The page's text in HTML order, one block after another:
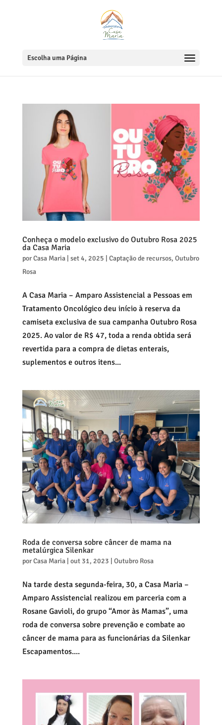
Escolha uma Página
Conheça o modelo exclusivo do Outubro Rosa 2025
da Casa Maria
porCasa Maria| set 4, 2025 Captação de recursos, Outubro
Rosa
A Casa Maria – Amparo Assistencial a Pessoas em
Tratamento Oncológico deu início à reserva da
camiseta exclusiva de sua campanha Outubro Rosa
2025. Ao valor de R$ 47, toda a renda obtida será
revertida para a compra de dietas enterais,
suplementos e outros itens...
Roda de conversa sobre câncer de mama na
metalúrgica Silenkar
porCasa Maria| out 31, 2023 Outubro Rosa
Na tarde desta segunda-feira, 30, a Casa Maria –
Amparo Assistencial realizou em parceria com a
Rosane Gavioli, do grupo “Amor às Mamas”, uma
roda de conversa sobre prevenção e combate ao
câncer de mama para as funcionárias da Silenkar
Escapamentos....